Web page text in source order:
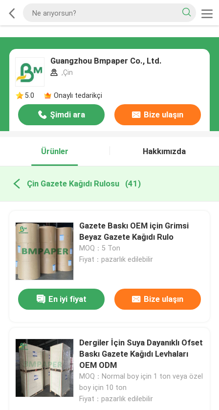
Guangzhou Bmpaper Co., Ltd.
,Çin
5.0 Onaylı tedarikçi
Şimdi ara Bize ulaşın
Ürünler Hakkımızda
Çin Gazete Kağıdı Rulosu (41)
Gazete Baskı OEM için Grimsi
Beyaz Gazete Kağıdı Rulo
MOQ：5 Ton
Fiyat：pazarlık edilebilir
En iyi fiyat Bize ulaşın
Dergiler İçin Suya Dayanıklı Ofset
Baskı Gazete Kağıdı Levhaları
OEM ODM
MOQ：Normal boy için 1 ton veya özel
boy için 10 ton
Fiyat：pazarlık edilebilir